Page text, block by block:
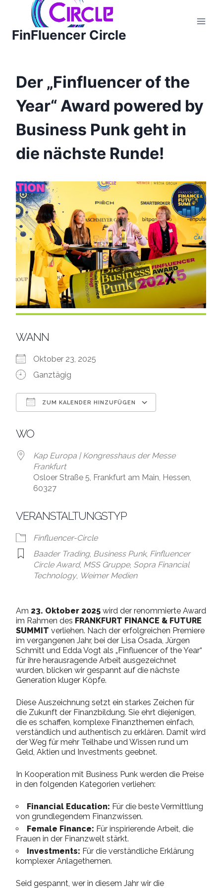
springen
FinFluencer Circle
Der „Finfluencer of the
Year“ Award powered by
Business Punk geht in
die nächste Runde!
WANN
Oktober 23, 2025
Ganztägig
ZUM KALENDER HINZUFÜGEN
WO
Kap Europa | Kongresshaus der Messe
Frankfurt
Osloer Straße 5, Frankfurt am Main, Hessen,
60327
VERANSTALTUNGSTYP
Finfluencer-Circle
Baader Trading, Business Punk, Finfluencer
Circle Award, MSS Gruppe, Sopra Financial
Technology, Weimer Medien
Am 23. Oktober 2025 wird der renommierte Award
im Rahmen des FRANKFURT FINANCE & FUTURE
SUMMIT verliehen. Nach der erfolgreichen Premiere
im vergangenen Jahr, bei der Lisa Osada, Jürgen
Schmitt und Edda Vogt als „Finfluencer of the Year“
für ihre herausragende Arbeit ausgezeichnet
wurden, blicken wir gespannt auf die nächste
Generation kluger Köpfe.
Diese Auszeichnung setzt ein starkes Zeichen für
die Zukunft der Finanzbildung. Sie ehrt diejenigen,
die es schaffen, komplexe Finanzthemen einfach,
verständlich und authentisch zu erklären. Damit wird
der Weg für mehr Teilhabe und Wissen rund um
Geld, Aktien und Investments geebnet.
In Kooperation mit Business Punk werden die Preise
in den folgenden Kategorien verliehen:
Financial Education: Für die beste Vermittlung
von grundlegendem Finanzwissen.
Female Finance: Für inspirierende Arbeit, die
Frauen in der Finanzwelt stärkt.
Investments: Für die verständliche Erklärung
komplexer Anlagethemen.
Seid gespannt, wer in diesem Jahr wir die